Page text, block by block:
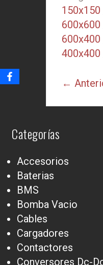
150x150
600x600
600x400
400x400
←
Categorías
Accesorios
Baterias
BMS
Bomba Vacio
Cables
Cargadores
Contactores
Conversores Dc-